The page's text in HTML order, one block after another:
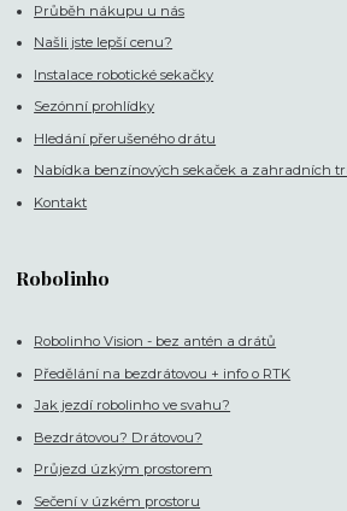
Průběh nákupu u nás
Našli jste lepší cenu?
Instalace robotické sekačky
Sezónní prohlídky
Hledání přerušeného drátu
Nabídka benzínových sekaček a zahradních
Kontakt
Robolinho
Robolinho Vision - bez antén a drátů
Předělání na bezdrátovou + info o RTK
Jak jezdí robolinho ve svahu?
Bezdrátovou? Drátovou?
Průjezd úzkým prostorem
Sečení v úzkém prostoru